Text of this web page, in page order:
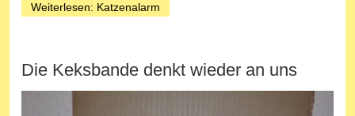
Weiterlesen: Katzenalarm
Die Keksbande denkt wieder an uns